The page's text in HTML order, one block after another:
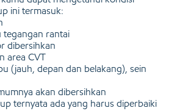
ini termasuk:
tegangan rantai
dibersihkan
area CVT
(jauh, depan dan belakang), sein
akan dibersihkan
ternyata ada yang harus diperbaiki